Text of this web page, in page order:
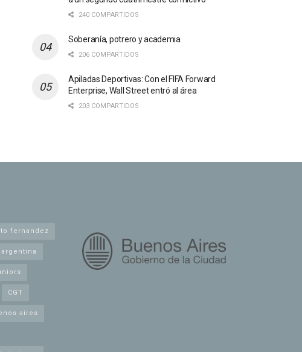
240 COMPARTIDOS
Soberanía, potrero y academia
206 COMPARTIDOS
Apiladas Deportivas: Con el FIFA Forward
Enterprise, Wall Street entró al área
203 COMPARTIDOS
fernandez
argentina
CGT
aires